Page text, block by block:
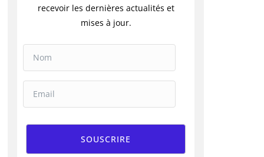
recevoir les dernières actualités et
mises à jour.
SOUSCRIRE